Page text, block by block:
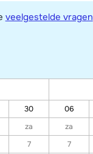
veelgestelde vragen
30 06
za za
7 7